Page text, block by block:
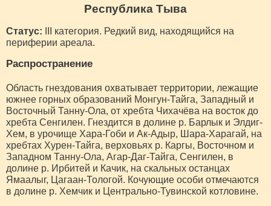
Республика Тыва
Статус: III категория. Редкий вид, находящийся на
периферии ареала.
Распространение
Область гнездования охватывает территории, лежащие
южнее горных образований Монгун-Тайга, Западный и
Восточный Танну-Ола, от хребта Чихачёва на восток до
хребта Сенгилен. Гнездится в долине р. Барлык и Элдиг-
Хем, в урочище Хара-Гоби и Ак-Адыр, Шара-Харагай, на
хребтах Хурен-Тайга, верховьях р. Каргы, Восточном и
Западном Танну-Ола, Агар-Даг-Тайга, Сенгилен, в
долине р. Ирбитей и Качик, на скальных останцах
Ямаалыг, Цагаан-Тологой. Кочующие особи отмечаются
в долине р. Хемчик и Центрально-Тувинской котловине.